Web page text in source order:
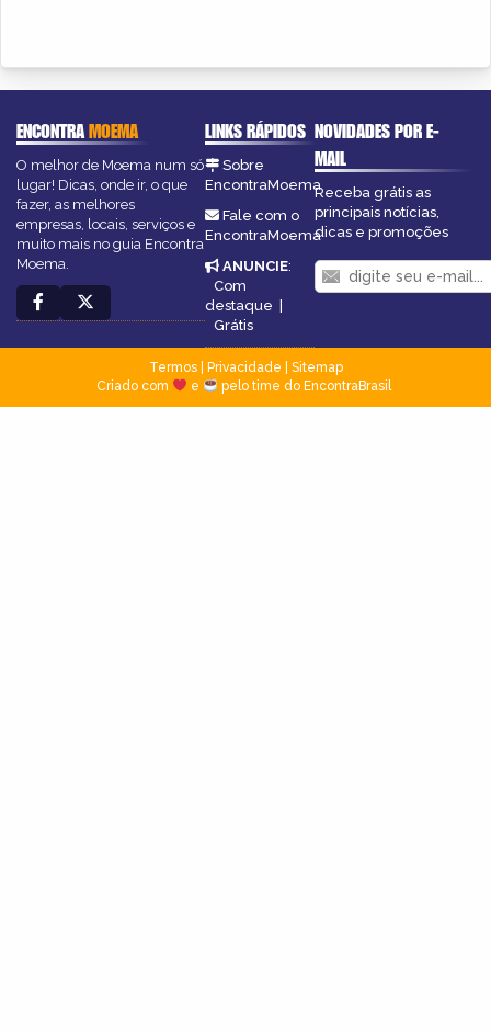
ENCONTRAMOEMA
O melhor de Moema num só
lugar! Dicas, onde ir, o que
fazer, as melhores
empresas, locais, serviços e
muito mais no guia Encontra
Moema.
LINKS RÁPIDOS
Sobre
EncontraMoema
Fale com o
EncontraMoema
ANUNCIE:
Com
destaque |
Grátis
NOVIDADES POR E-
MAIL
Receba grátis as
principais notícias,
dicas e promoções
Termos| Privacidade
Sitemap
Criado com
e pelo time do EncontraBrasil